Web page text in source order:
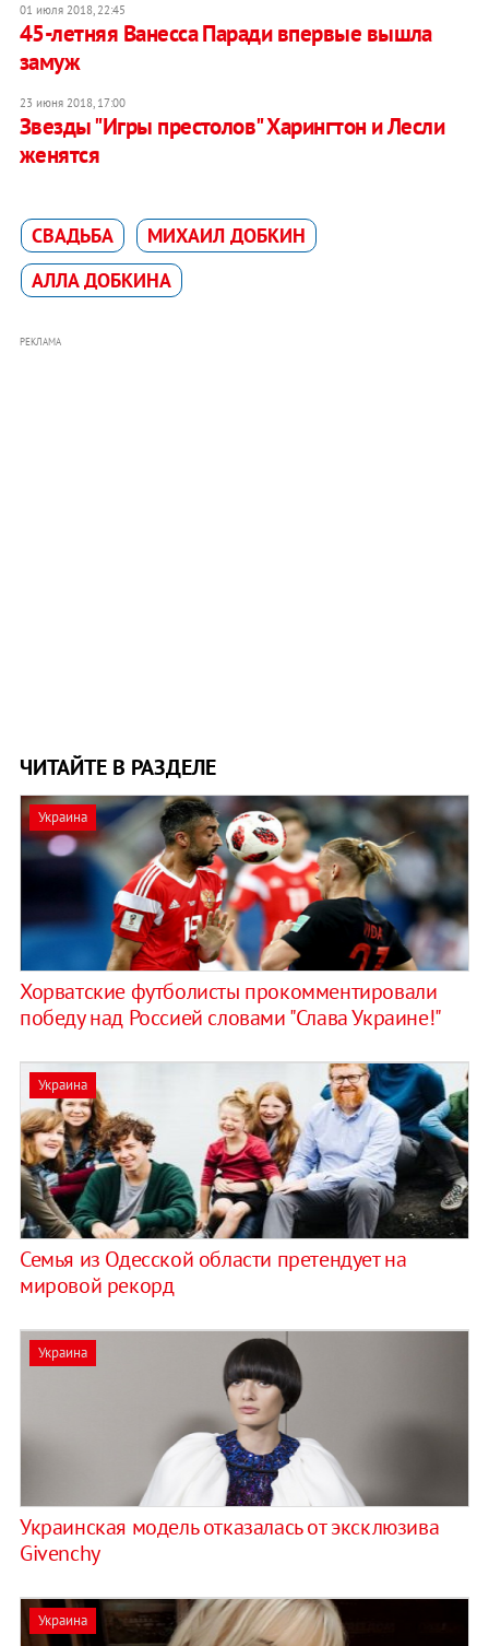
01 июля 2018, 22:45
45-летняя Ванесса Паради впервые вышла
замуж
23 июня 2018, 17:00
Звезды "Игры престолов" Харингтон и Лесли
женятся
СВАДЬБА
МИХАИЛ ДОБКИН
АЛЛА ДОБКИНА
РЕКЛАМА
ЧИТАЙТЕ В РАЗДЕЛЕ
Украина
Хорватские футболисты прокомментировали
победу над Россией словами "Слава Украине!"
Украина
Семья из Одесской области претендует на
мировой рекорд
Украина
Украинская модель отказалась от эксклюзива
Givenchy
Украина